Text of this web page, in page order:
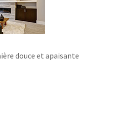
douce et apaisante